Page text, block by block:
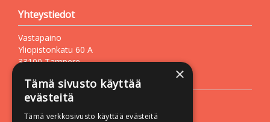
Yhteystiedot
Vastapaino
Yliopistonkatu 60 A
33100 Tampere
Asiakaspalvelu
Puh. +358 50 527 1000
Sähköposti:vastapaino@vastapaino.fi
×
Tämä sivusto käyttää
evästeitä
Tämä verkkosivusto käyttää evästeitä